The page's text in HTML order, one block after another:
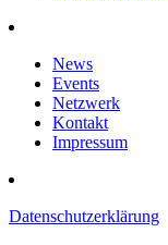
News
Events
Netzwerk
Kontakt
Impressum
Datenschutzerklärung